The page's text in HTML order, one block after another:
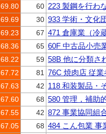
69.80
60 223 製鋼を行わ
69.69
30 933 学術・文化
69.23
67 471 倉庫業（冷
68.36
65 60F 中古品小売
68.22
59 58B 他に分類さ
67.72
81 76C 焼肉店 従業
67.63
42 118 和装製品・
67.60
68 580 管理，補助
67.55
42 872 事業協同組
67.05
68 484 こん包業 事